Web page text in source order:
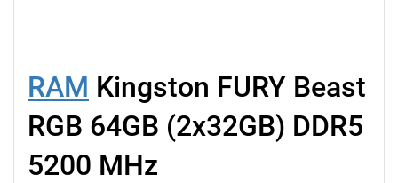
RAM Kingston FURY Beast
RGB 64GB (2x32GB) DDR5
5200 MHz